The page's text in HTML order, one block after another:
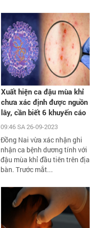
Xuất hiện ca đậu mùa khỉ
chưa xác định được nguồn
lây, cần biết 6 khuyến cáo
phòng chống dịch của Bộ Y
09:46 SA 26-09-2023
Đồng Nai vừa xác nhận ghi
nhận ca bệnh dương tính với
đậu mùa khỉ đầu tiên trên địa
bàn. Trước mắt...